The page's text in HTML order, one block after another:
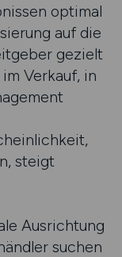
optimal
auf die
gezielt
Verkauf, in
steigt
Ausrichtung
suchen